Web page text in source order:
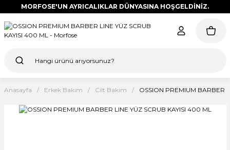
MORFOSE'UN AYRICALIKLAR DÜNYASINA HOŞGELDİNİZ.
Anasayfa Erkek Bakım Cilt Bakım OSSION PREMIUM BARBER